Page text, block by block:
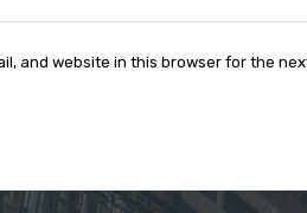
and website in this browser for the